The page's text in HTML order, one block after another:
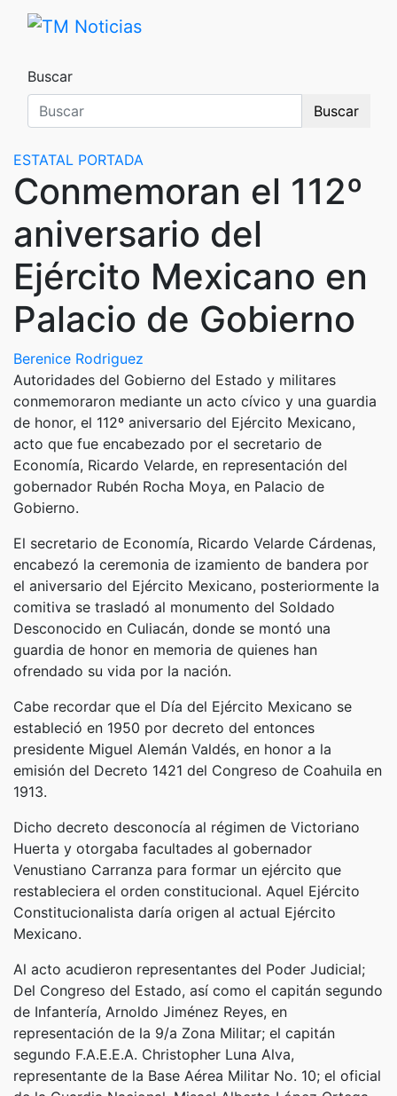
Saltar
Buscar
Buscar
ESTATAL PORTADA
Conmemoran el 112º
aniversario del
Ejército Mexicano en
Palacio de Gobierno
Berenice Rodriguez
Autoridades del Gobierno del Estado y militares
conmemoraron mediante un acto cívico y una guardia
de honor, el 112º aniversario del Ejército Mexicano,
acto que fue encabezado por el secretario de
Economía, Ricardo Velarde, en representación del
gobernador Rubén Rocha Moya, en Palacio de
Gobierno.
El secretario de Economía, Ricardo Velarde Cárdenas,
encabezó la ceremonia de izamiento de bandera por
el aniversario del Ejército Mexicano, posteriormente la
comitiva se trasladó al monumento del Soldado
Desconocido en Culiacán, donde se montó una
guardia de honor en memoria de quienes han
ofrendado su vida por la nación.
Cabe recordar que el Día del Ejército Mexicano se
estableció en 1950 por decreto del entonces
presidente Miguel Alemán Valdés, en honor a la
emisión del Decreto 1421 del Congreso de Coahuila en
1913.
Dicho decreto desconocía al régimen de Victoriano
Huerta y otorgaba facultades al gobernador
Venustiano Carranza para formar un ejército que
restableciera el orden constitucional. Aquel Ejército
Constitucionalista daría origen al actual Ejército
Mexicano.
Al acto acudieron representantes del Poder Judicial;
Del Congreso del Estado, así como el capitán segundo
de Infantería, Arnoldo Jiménez Reyes, en
representación de la 9/a Zona Militar; el capitán
segundo F.A.E.E.A. Christopher Luna Alva,
representante de la Base Aérea Militar No. 10; el oficial